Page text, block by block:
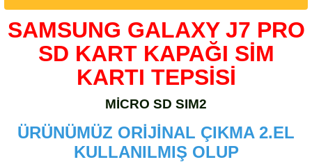
SAMSUNG GALAXY J7 PRO
SD KART KAPAĞI SİM
KARTI TEPSİSİ
MİCRO SD SIM2
ÜRÜNÜMÜZ ORİJİNAL ÇIKMA 2.EL
KULLANILMIŞ OLUP